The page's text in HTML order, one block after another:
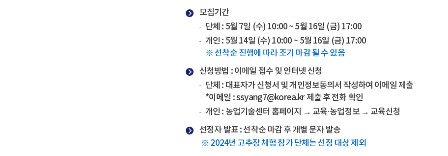
모집기간
단체 : 5월 7일 (수) 10:00 ~ 5월 16일 (금) 17:00
개인 : 5월 14일 (수) 10:00 ~ 5월 16일 (금) 17:00
※ 선착순 진행에 따라 조기 마감 될 수 있음
신청방법 : 이메일 접수 및 인터넷 신청
단체 : 대표자가 신청서 및 개인정보동의서 작성하여 이메일 제출
*이메일 : ssyang7@korea.kr 제출 후 전화 확인
개인 : 농업기술센터 홈페이지 → 교육·농업정보 → 교육신청
선정자 발표 : 선착순 마감 후 개별 문자 발송
※ 2024년 고추장 체험 참가 단체는 선정 대상 제외